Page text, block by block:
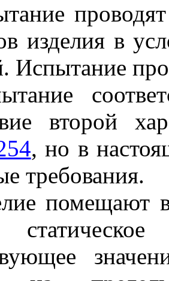
изделия в
Испытание
второй
, но в
требования.
помещают